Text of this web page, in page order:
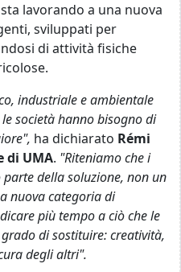
lavorando a una nuova
sviluppati per
di attività fisiche
industriale e ambientale
società hanno bisogno di
ha dichiarato Rémi
di UMA. "Riteniamo che i
della soluzione, non un
nuova categoria di
più tempo a ciò che le
di sostituire: creatività,
degli altri".